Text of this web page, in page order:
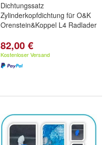
Dichtungssatz
Zylinderkopfdichtung für O&K
Orenstein&Koppel L4 Radlader
82,00 €
Kostenloser Versand